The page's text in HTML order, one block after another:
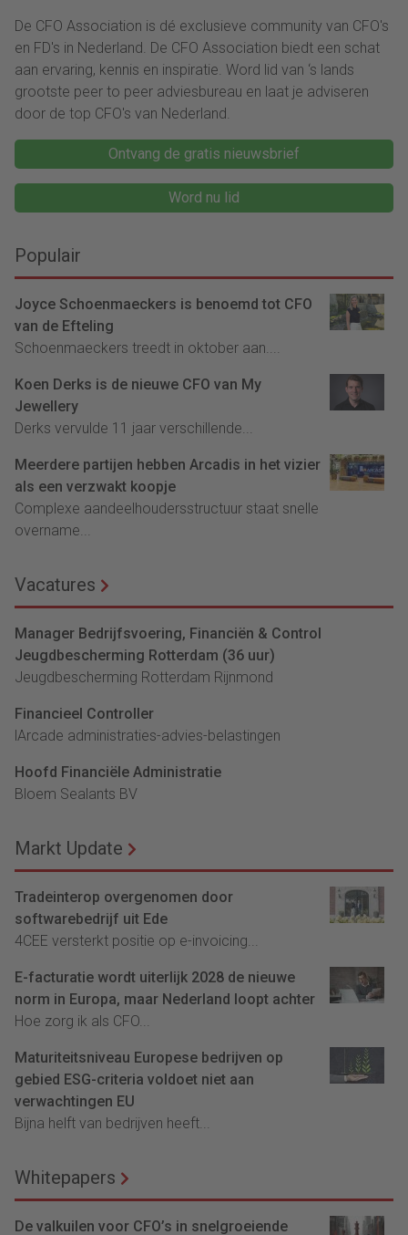
De CFO Association is dé exclusieve community van CFO's
en FD's in Nederland. De CFO Association biedt een schat
aan ervaring, kennis en inspiratie. Word lid van ‘s lands
grootste peer to peer adviesbureau en laat je adviseren
door de top CFO's van Nederland.
Ontvang de gratis nieuwsbrief
Word nu lid
Populair
Joyce Schoenmaeckers is benoemd tot CFO
van de Efteling
Schoenmaeckers treedt in oktober aan....
Koen Derks is de nieuwe CFO van My
Jewellery
Derks vervulde 11 jaar verschillende...
Meerdere partijen hebben Arcadis in het vizier
als een verzwakt koopje
Complexe aandeelhoudersstructuur staat snelle
overname...
Vacatures
Manager Bedrijfsvoering, Financiën & Control
Jeugdbescherming Rotterdam (36 uur)
Jeugdbescherming Rotterdam Rijnmond
Financieel Controller
lArcade administraties-advies-belastingen
Hoofd Financiële Administratie
Bloem Sealants BV
Markt Update
Tradeinterop overgenomen door
softwarebedrijf uit Ede
4CEE versterkt positie op e-invoicing...
E-facturatie wordt uiterlijk 2028 de nieuwe
norm in Europa, maar Nederland loopt achter
Hoe zorg ik als CFO...
Maturiteitsniveau Europese bedrijven op
gebied ESG-criteria voldoet niet aan
verwachtingen EU
Bijna helft van bedrijven heeft...
Whitepapers
De valkuilen voor CFO’s in snelgroeiende